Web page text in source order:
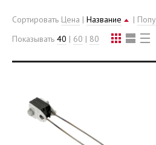
Сортировать Цена | Название |
Показывать 40 | 60 | 80